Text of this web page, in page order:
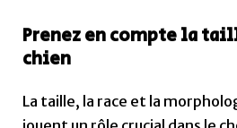
Prenez en compte la
chien
La taille, la race et la